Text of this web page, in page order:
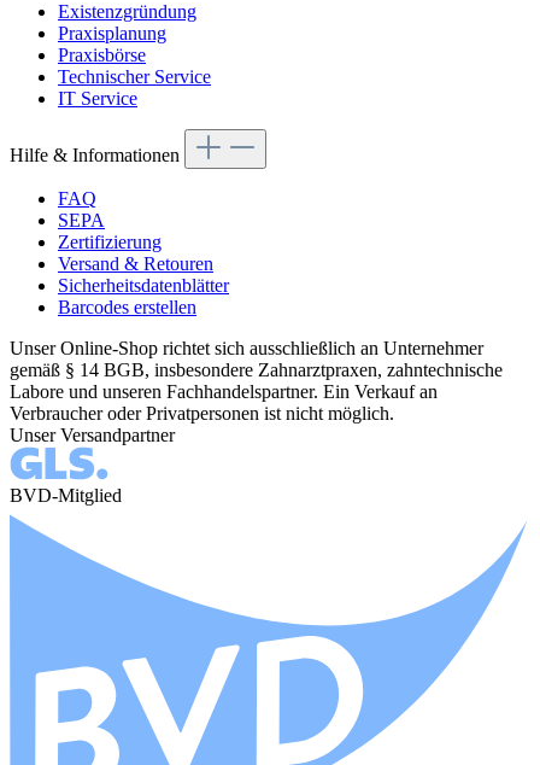
Existenzgründung
Praxisplanung
Praxisbörse
Technischer Service
IT Service
Hilfe & Informationen
FAQ
SEPA
Zertifizierung
Versand & Retouren
Sicherheitsdatenblätter
Barcodes erstellen
Unser Online-Shop richtet sich ausschließlich an Unternehmer
gemäß § 14 BGB, insbesondere Zahnarztpraxen, zahntechnische
Labore und unseren Fachhandelspartner. Ein Verkauf an
Verbraucher oder Privatpersonen ist nicht möglich.
Unser Versandpartner
BVD-Mitglied